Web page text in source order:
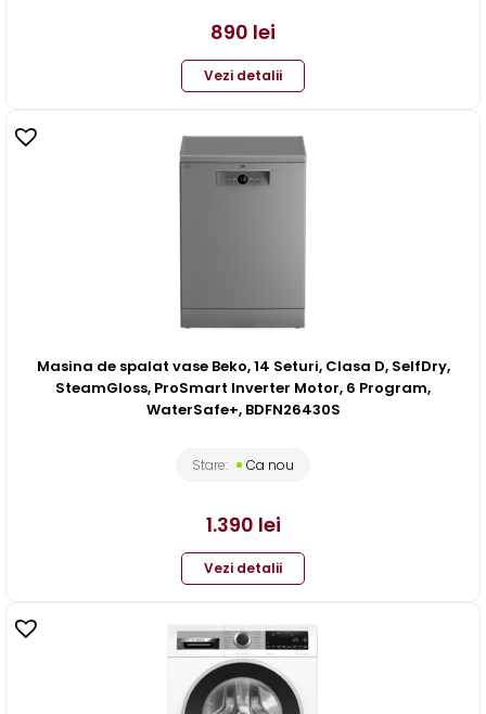
890 lei
Vezi detalii
Masina de spalat vase Beko, 14 Seturi, Clasa D, SelfDry,
SteamGloss, ProSmart Inverter Motor, 6 Program,
WaterSafe+, BDFN26430S
Stare: Ca nou
1.390 lei
Vezi detalii